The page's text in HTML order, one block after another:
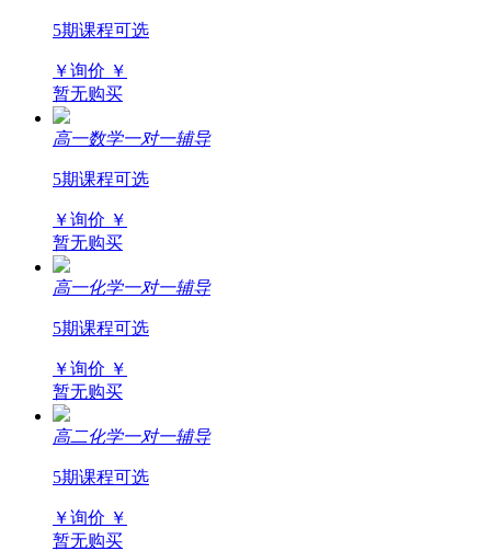
5期课程可选
￥询价 ￥
暂无购买
高一数学一对一辅导
5期课程可选
￥询价 ￥
暂无购买
高一化学一对一辅导
5期课程可选
￥询价 ￥
暂无购买
高二化学一对一辅导
5期课程可选
￥询价 ￥
暂无购买